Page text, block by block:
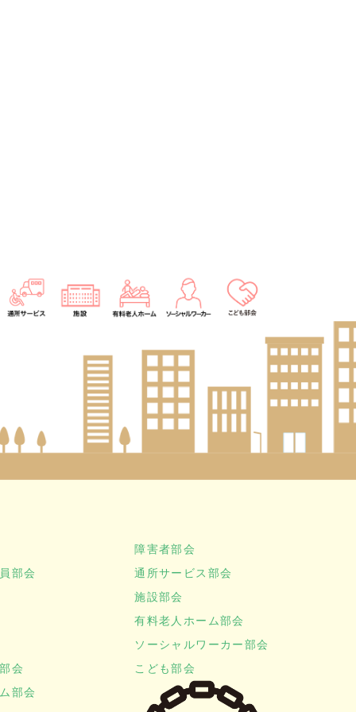
部会
会
部会
障害者部会
通所サービス部会
施設部会
有料老人ホーム部会
ソーシャルワーカー部会
こども部会